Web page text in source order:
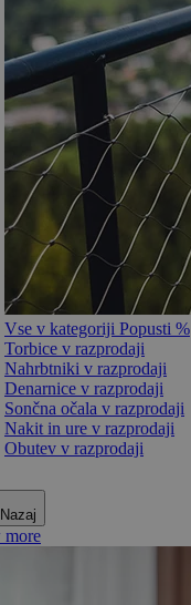
Vse v kategoriji Popusti %
Torbice v razprodaji
Nahrbtniki v razprodaji
Denarnice v razprodaji
Sončna očala v razprodaji
Nakit in ure v razprodaji
Obutev v razprodaji
Nazaj
more